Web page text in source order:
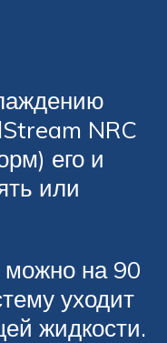
NRC
его и
или
на 90
уходит
жидкости.